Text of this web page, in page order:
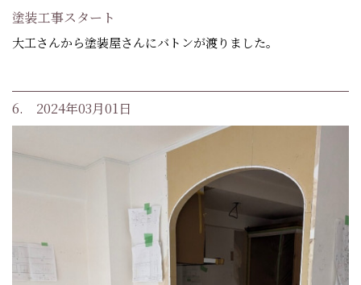
塗装工事スタート
大工さんから塗装屋さんにバトンが渡りました。
6. 2024年03月01日